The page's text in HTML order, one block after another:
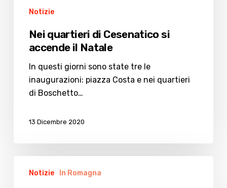
Notizie
Nei quartieri di Cesenatico si
accende il Natale
In questi giorni sono state tre le
inaugurazioni: piazza Costa e nei quartieri
di Boschetto…
13 Dicembre 2020
Notizie In Romagna